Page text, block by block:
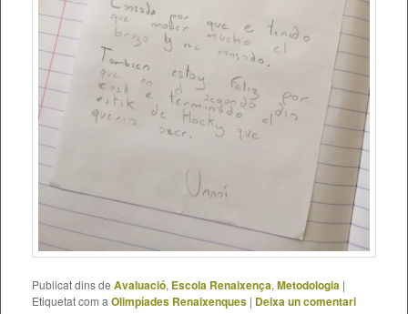
Publicat dins de Avaluació, Escola Renaixença, Metodologia |
Etiquetat com a Olimpíades Renaixenques | Deixa un comentari